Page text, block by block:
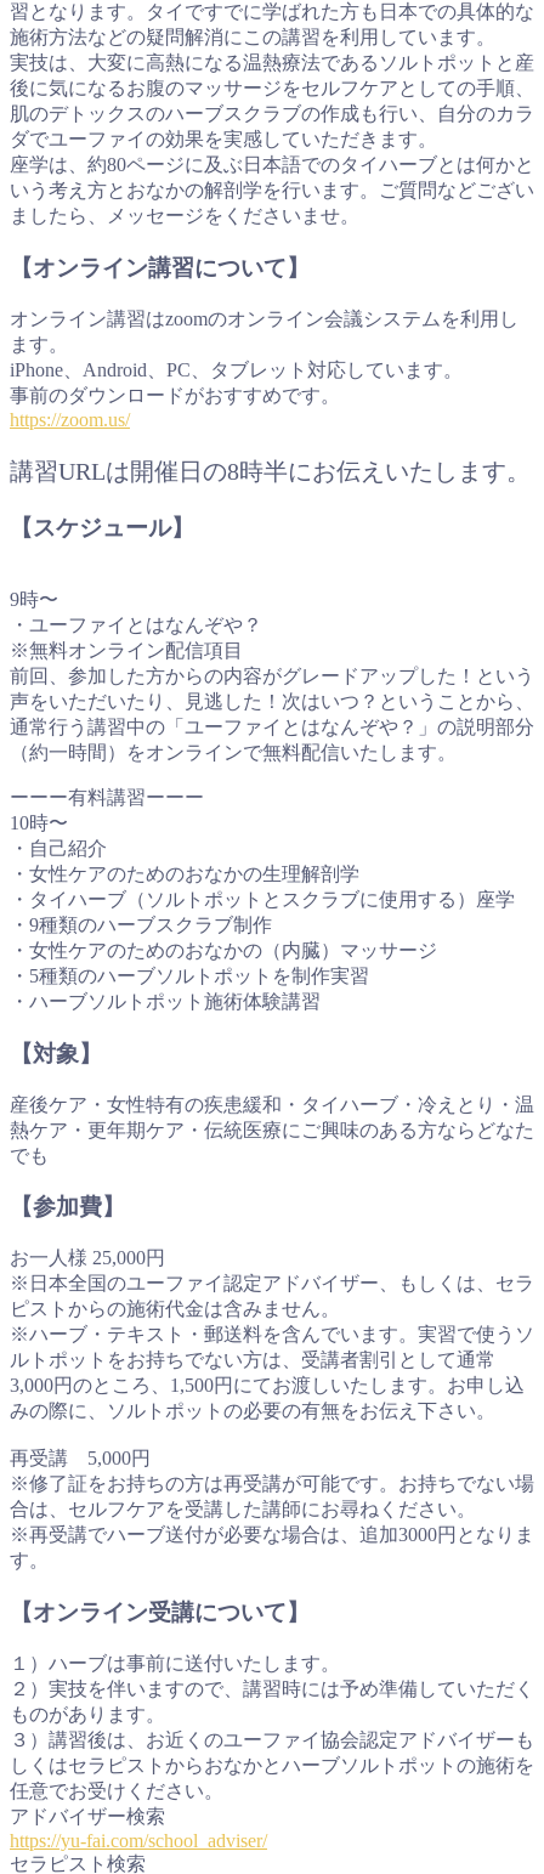
習となります。タイですでに学ばれた方も日本での具体的な
施術方法などの疑問解消にこの講習を利用しています。
実技は、大変に高熱になる温熱療法であるソルトポットと産
後に気になるお腹のマッサージをセルフケアとしての手順、
肌のデトックスのハーブスクラブの作成も行い、自分のカラ
ダでユーファイの効果を実感していただきます。
座学は、約80ページに及ぶ日本語でのタイハーブとは何かと
いう考え方とおなかの解剖学を行います。ご質問などござい
ましたら、メッセージをくださいませ。
【オンライン講習について】
オンライン講習はzoomのオンライン会議システムを利用し
ます。
iPhone、Android、PC、タブレット対応しています。
事前のダウンロードがおすすめです。
https://zoom.us/
講習URLは開催日の8時半にお伝えいたします。
【スケジュール】
9時〜
・ユーファイとはなんぞや？
※無料オンライン配信項目
前回、参加した方からの内容がグレードアップした！という
声をいただいたり、見逃した！次はいつ？ということから、
通常行う講習中の「ユーファイとはなんぞや？」の説明部分
（約一時間）をオンラインで無料配信いたします。
ーーー有料講習ーーー
10時〜
・自己紹介
・女性ケアのためのおなかの生理解剖学
・タイハーブ（ソルトポットとスクラブに使用する）座学
・9種類のハーブスクラブ制作
・女性ケアのためのおなかの（内臓）マッサージ
・5種類のハーブソルトポットを制作実習
・ハーブソルトポット施術体験講習
【対象】
産後ケア・女性特有の疾患緩和・タイハーブ・冷えとり・温
熱ケア・更年期ケア・伝統医療にご興味のある方ならどなた
でも
【参加費】
お一人様 25,000円
※日本全国のユーファイ認定アドバイザー、もしくは、セラ
ピストからの施術代金は含みません。
※ハーブ・テキスト・郵送料を含んでいます。実習で使うソ
ルトポットをお持ちでない方は、受講者割引として通常
3,000円のところ、1,500円にてお渡しいたします。お申し込
みの際に、ソルトポットの必要の有無をお伝え下さい。
再受講 5,000円
※修了証をお持ちの方は再受講が可能です。お持ちでない場
合は、セルフケアを受講した講師にお尋ねください。
※再受講でハーブ送付が必要な場合は、追加3000円となりま
す。
【オンライン受講について】
１）ハーブは事前に送付いたします。
２）実技を伴いますので、講習時には予め準備していただく
ものがあります。
３）講習後は、お近くのユーファイ協会認定アドバイザーも
しくはセラピストからおなかとハーブソルトポットの施術を
任意でお受けください。
アドバイザー検索
https://yu-fai.com/school_adviser/
セラピスト検索